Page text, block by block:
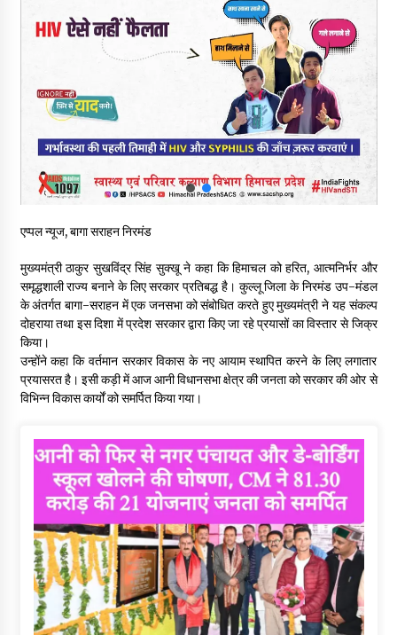
नितिन गडकरी से मिले विक्रमादित्य सिंह, हिमाचल की सड़क परियोजनाओं को
मिली बड़ी सौगात
06/08/2026
आपदा के दौरान मीडिया संचार एवं सूचना प्रबंधन पर शिमला में एक दिवसीय
नेता प्रतिपक्ष जयराम के आरोप निराधार, सबूत हैं तो सार्वजनिक करें: नरेश
चौहान
बड़ी ख़बर – अनुबंध कर्मचारियों को बैक डेट से नहीं मिलेगा नियमितीकरण,
शिक्षा निदेशालय ने जारी किया स्पष्टीकरण
05/08/2026
आभूषण बरामद, 7 आरोपी गिरफ्तार
05/08/2026
एप्पल न्यूज, बागा सराहन निरमंड
मुख्यमंत्री ठाकुर सुखविंद्र सिंह सुक्खू ने कहा कि हिमाचल को हरित, आत्मनिर्भर और
समृद्धशाली राज्य बनाने के लिए सरकार प्रतिबद्ध है। कुल्लू जिला के निरमंड उप-मंडल
के अंतर्गत बागा-सराहन में एक जनसभा को संबोधित करते हुए मुख्यमंत्री ने यह संकल्प
दोहराया तथा इस दिशा में प्रदेश सरकार द्वारा किए जा रहे प्रयासों का विस्तार से जिक्र
किया।
उन्होंने कहा कि वर्तमान सरकार विकास के नए आयाम स्थापित करने के लिए लगातार
प्रयासरत है। इसी कड़ी में आज आनी विधानसभा क्षेत्र की जनता को सरकार की ओर से
विभिन्न विकास कार्यों को समर्पित किया गया।